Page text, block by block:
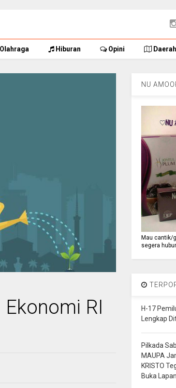
Olahraga Hiburan Opini Daerah
RI
NU
Mau cantik/
segera
H-17
Lengkap
Pilkada
MAUPA
KRISTO
Buka